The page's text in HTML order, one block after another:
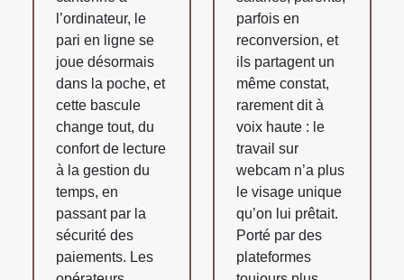
l’ordinateur, le
pari en ligne se
joue désormais
dans la poche, et
cette bascule
change tout, du
confort de lecture
à la gestion du
temps, en
passant par la
sécurité des
paiements. Les
parfois en
reconversion, et
ils partagent un
même constat,
rarement dit à
voix haute : le
travail sur
webcam n’a plus
le visage unique
qu’on lui prêtait.
Porté par des
plateformes